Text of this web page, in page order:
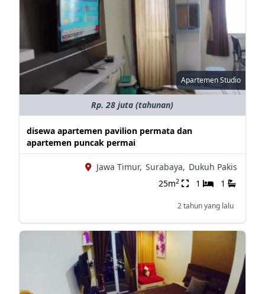
Apartemen Studio
Rp. 28 juta (tahunan)
disewa apartemen pavilion permata dan
apartemen puncak permai
Jawa Timur, Surabaya, Dukuh Pakis
25m2 1 1
2 tahun yang lalu